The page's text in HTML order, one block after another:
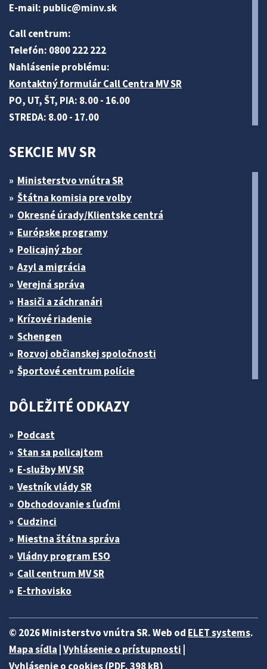
E-mail: public@minv.sk
Call centrum:
Telefón: 0800 222 222
Nahlásenie problému:
Kontaktný formulár Call Centra MV SR
PO, UT, ŠT, PIA: 8.00 - 16.00
STREDA: 8.00 - 17.00
SEKCIE MV SR
Ministerstvo vnútra SR
Štátna komisia pre volby
Okresné úrady/Klientske centrá
Európske programy
Policajný zbor
Azyl a migrácia
Verejná správa
Hasiči a záchranári
Krízové riadenie
Schengen
Rozvoj občianskej spoločnosti
Športové centrum polície
DÔLEŽITÉ ODKAZY
Podcast
Stan sa policajtom
E-služby MV SR
Vestník vlády SR
Obchodovanie s ľuďmi
Cudzinci
Miestna štátna správa
Vládny program ESO
Call centrum MV SR
E-trhovisko
© 2026 Ministerstvo vnútra SR. Web od ELET systems.
Mapa sídla Vyhlásenie o prístupnosti
Vyhlásenie o cookies (PDF, 398 kB)